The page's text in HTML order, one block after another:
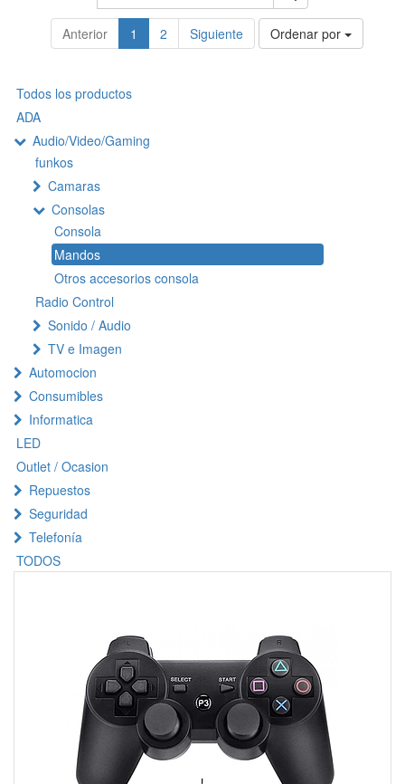
Anterior 1 2 Siguiente Ordenar por
Todos los productos
ADA
Audio/Video/Gaming
funkos
Camaras
Consolas
Consola
Mandos
Otros accesorios consola
Radio Control
Sonido / Audio
TV e Imagen
Automocion
Consumibles
Informatica
LED
Outlet / Ocasion
Repuestos
Seguridad
Telefonía
TODOS